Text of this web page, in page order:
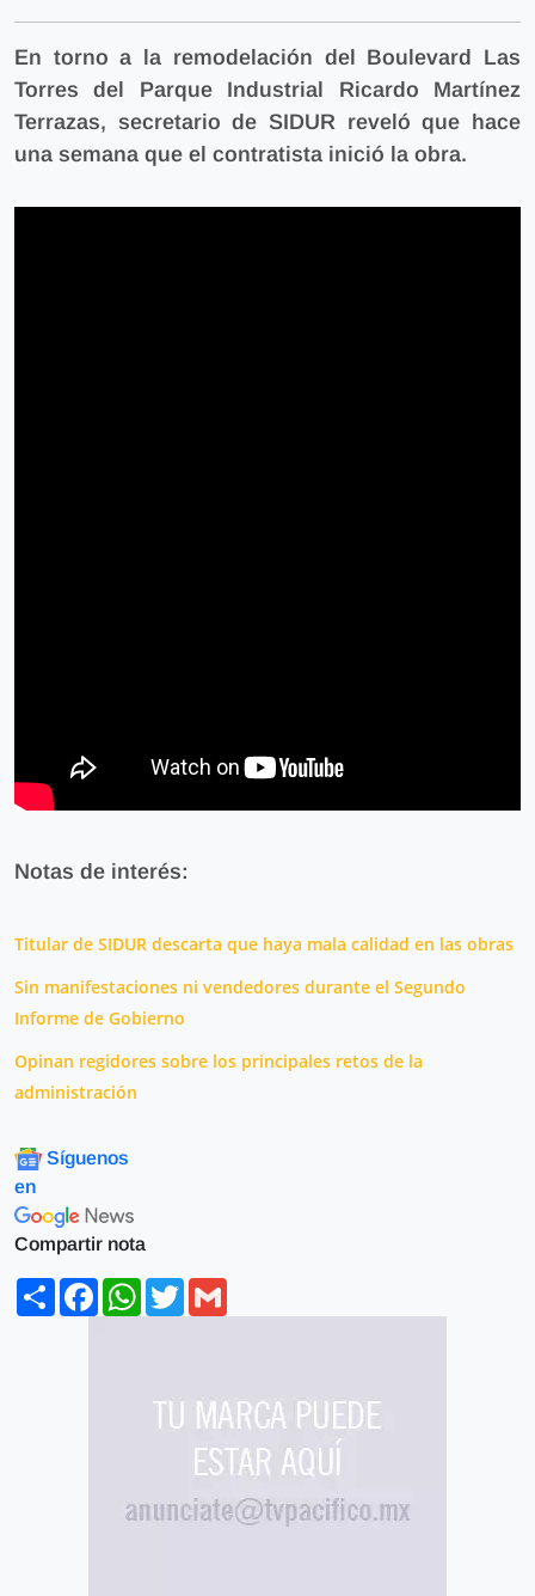
En torno a la remodelación del Boulevard Las
Torres del Parque Industrial Ricardo Martínez
Terrazas, secretario de SIDUR reveló que hace
una semana que el contratista inició la obra.
Notas de interés:
Titular de SIDUR descarta que haya mala calidad en las obras
Sin manifestaciones ni vendedores durante el Segundo
Informe de Gobierno
Opinan regidores sobre los principales retos de la
administración
Síguenos
en
Compartir nota
ShareFacebookWhatsApp
Twitter